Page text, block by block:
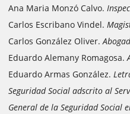
Ana Maria Monzó Calvo.
Carlos Escribano Vindel.
Carlos González Oliver.
Eduardo Alemany Romagosa.
Eduardo Armas González.
Seguridad Social adscrito al
General de la Seguridad Social